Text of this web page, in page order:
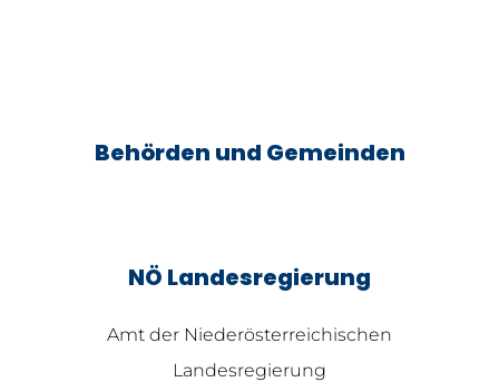
Behörden und Gemeinden
NÖ Landesregierung
Amt der Niederösterreichischen
Landesregierung